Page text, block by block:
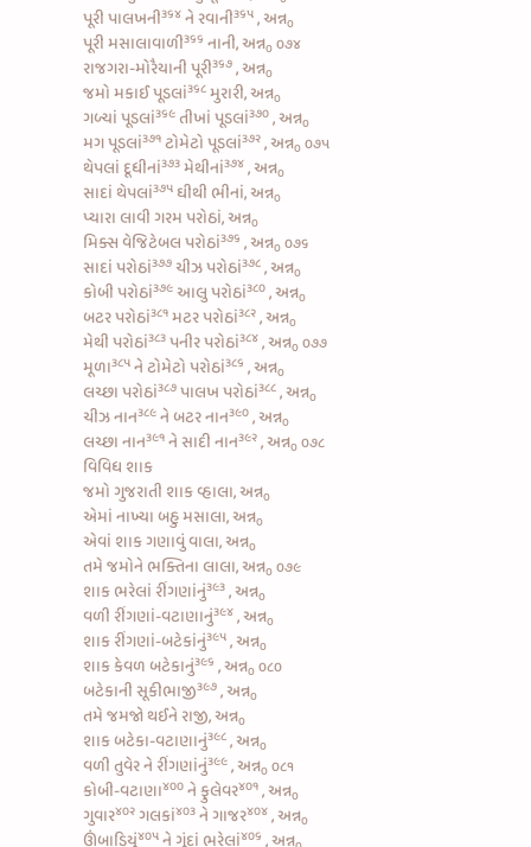
પૂરી પાલખની૩૬૪ નેરવાની૩૬૫ , અન્ન૦
પૂરી મસાલાવાળી૩૬૬ નાની, અન્ન૦ ૦૭૪
રાજગરા-મોરૈયાની પૂરી૩૬૭ , અન્ન૦
જમોમકાઈ પૂડલાં૩૬૮ મુરારી, અન્ન૦
ગળ્યાં પૂડલાં૩૬૯ તીખાં પૂડલાં૩૭૦ , અન્ન૦
મગ પૂડલાં૩૭૧ ટોમેટો પૂડલાં૩૭૨ , અન્ન૦ ૦૭૫
થેપલાં દૂધીનાં૩૭૩ મેથીનાં૩૭૪ , અન્ન૦
સાદાં થેપલાં૩૭૫ ઘીથી ભીનાં, અન્ન૦
પ્યારા લાવી ગરમ પરોઠાં, અન્ન૦
મિક્સ વેજિટેબલ પરોઠાં૩૭૬ , અન્ન૦ ૦૭૬
સાદાં પરોઠાં૩૭૭ ચીઝ પરોઠાં૩૭૮ , અન્ન૦
કોબી પરોઠાં૩૭૯ આલુ પરોઠાં૩૮૦ , અન્ન૦
બટર પરોઠાં૩૮૧ મટર પરોઠાં૩૮૨ , અન્ન૦
મેથી પરોઠાં૩૮૩ પનીર પરોઠાં૩૮૪ , અન્ન૦ ૦૭૭
મૂળા૩૮૫ નેટોમેટો પરોઠાં૩૮૬ , અન્ન૦
લચ્છા પરોઠાં૩૮૭ પાલખ પરોઠાં૩૮૮ , અન્ન૦
ચીઝ નાન૩૮૯ ને બટર નાન૩૯૦ , અન્ન૦
લચ્છા નાન૩૯૧ નેસાદી નાન૩૯૨ , અન્ન૦ ૦૭૮
વિવિધ શાક
જમો ગુજરાતી શાક વ્હાલા, અન્ન૦
એમાં નાખ્યા બહુ મસાલા, અન્ન૦
એવાં શાક ગણાવું વાલા, અન્ન૦
તમે જમોને ભક્તિના લાલા, અન્ન૦ ૦૭૯
શાકભરેલાં રીંગણાંનું૩૯૩ , અન્ન૦
વળીરીંગણાં-વટાણાનું૩૯૪ , અન્ન૦
શાકરીંગણાં-બટેકાંનું૩૯૫ , અન્ન૦
શાકકેવળ બટેકાનું૩૯૬ , અન્ન૦ ૦૮૦
બટેકાની સૂકીભાજી૩૯૭ , અન્ન૦
તમે જમજો થઈને રાજી, અન્ન૦
શાકબટેકા-વટાણાનું૩૯૮ , અન્ન૦
વળીતુવેર ને રીંગણાંનું૩૯૯ , અન્ન૦ ૦૮૧
કોબી-વટાણા૪૦૦ ને ફુલેવર૪૦૧ , અન્ન૦
ગુવાર૪૦૨ ગલકાં૪૦૩ નેગાજર૪૦૪ , અન્ન૦
૪૦૫ ૪૦૬